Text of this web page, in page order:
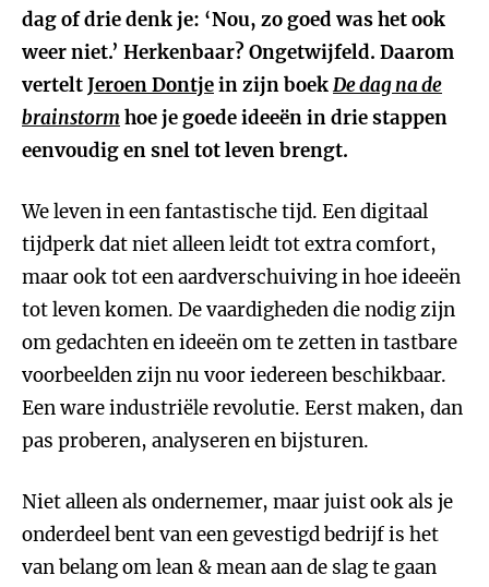
dag of drie denk je: ‘Nou, zo goed was het ook
weer niet.’ Herkenbaar? Ongetwijfeld. Daarom
verteltJeroen Dontjein zijn boekDe dag na de
brainstormhoe je goede ideeën in drie stappen
eenvoudig en snel tot leven brengt.
We leven in een fantastische tijd. Een digitaal
tijdperk dat niet alleen leidt tot extra comfort,
maar ook tot een aardverschuiving in hoe ideeën
tot leven komen. De vaardigheden die nodig zijn
om gedachten en ideeën om te zetten in tastbare
voorbeelden zijn nu voor iedereen beschikbaar.
Een ware industriële revolutie. Eerst maken, dan
pas proberen, analyseren en bijsturen.
Niet alleen als ondernemer, maar juist ook als je
onderdeel bent van een gevestigd bedrijf is het
van belang om lean & mean aan de slag te gaan